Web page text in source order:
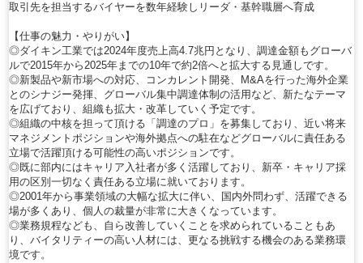
取引先を担当するバイヤーを数年経験しリーダ・基幹職層へ育成
【仕事の魅力・やりがい】
◎ダイキン工業では2024年度売上高4.7兆円となり、調達金額もグローバ
ルで2015年から2025年までの10年で約2倍へと拡大する見通しです。
◎新製品や新市場への対応、コンカレント開発、M&Aを行った海外企業
とのシナジー発揮、グローバル集中調達体制の活用など、新たなテーマ
を広げており、組織も拡大・改革していく予定です。
◎組織の中核を担って頂ける「調達のプロ」を募集しており、近い将来
マネジメントポジションや海外拠点への駐在などグローバルに責任ある
立場で活躍頂ける可能性の高いポジションです。
◎既に部内にはキャリア入社者が多く活躍しており、新卒・キャリア採
用の区別一切なく責任ある立場に就いております。
◎2001年から事業領域の大幅な拡大に伴い、国内外問わず、活躍できる
場が多くあり、個人の裁量が非常に大きくなっています。
◎業務規程なども、自ら改善していくことを求められていることもあ
り、バイタリティーの高い人材には、更なる挑戦する機会のある業務環
境です。